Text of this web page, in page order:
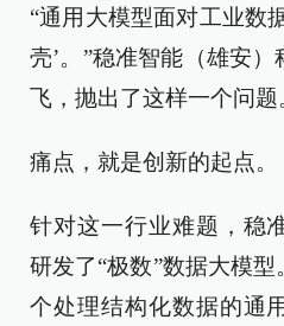
“通用大模型面对工业数
壳’。”稳准智能（雄安
飞，抛出了这样一个问题
痛点，就是创新的起点。
针对这一行业难题，稳
研发了“极数”数据大模
个处理结构化数据的通